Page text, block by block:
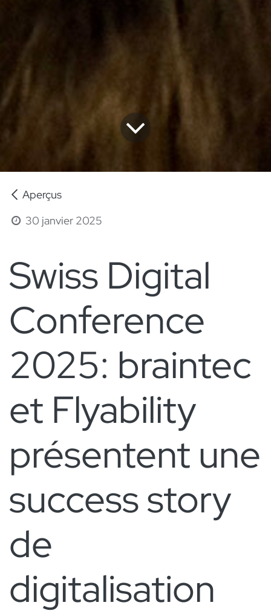
Aperçus
30 janvier 2025
Swiss Digital
Conference
2025: braintec
et Flyability
présentent une
success story
de
digitalisation